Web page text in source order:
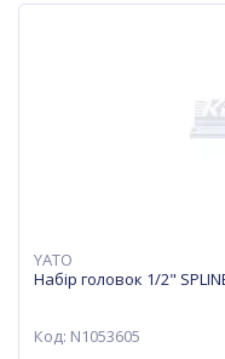
YATO
Набір головок 1/2"
Код: N1053605